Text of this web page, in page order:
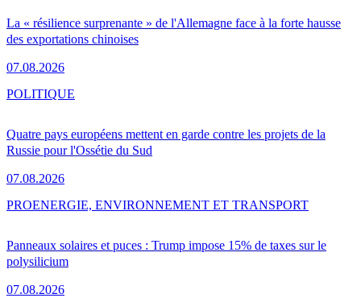
La « résilience surprenante » de l'Allemagne face à la forte hausse
des exportations chinoises
07.08.2026
Quatre pays européens mettent en garde contre les projets de la
Russie pour l'Ossétie du Sud
07.08.2026
POLITIQUE
Panneaux solaires et puces : Trump impose 15% de taxes sur le
polysilicium
07.08.2026
PROENERGIE, ENVIRONNEMENT ET TRANSPORT